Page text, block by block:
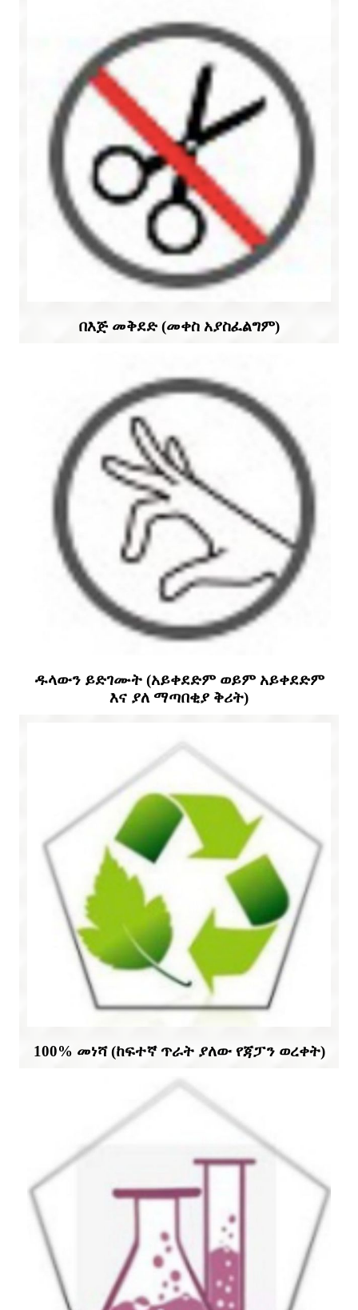
በእጅ መቅደድ (መቀስ አያስፈልግም)
ዱላውን ይድገሙት (አይቀደድም ወይም አይቀደድም
እና ያለ ማጣበቂያ ቅሪት)
100% መነሻ (ከፍተኛ ጥራት ያለው የጃፓን ወረቀት)